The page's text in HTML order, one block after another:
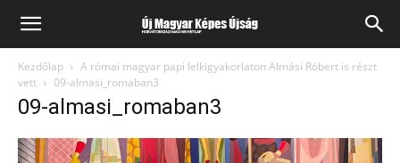
Kezdőlap
A római magyar papi lelkigyakorlaton Almási Róbert is részt
vett
09-almasi_romaban3
09-almasi_romaban3